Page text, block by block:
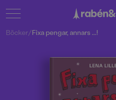
Böcker/Fixa pengar, annars ...!